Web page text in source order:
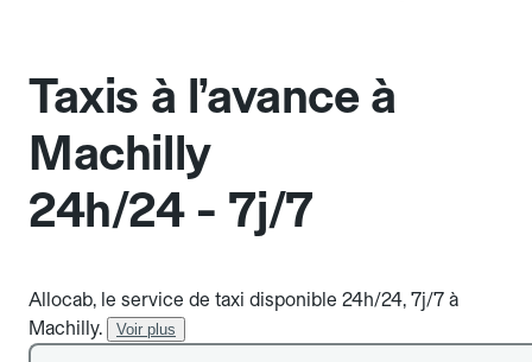
Taxis à l’avance à
Machilly
24h/24 - 7j/7
Allocab, le service de taxi disponible 24h/24, 7j/7 à
Machilly.
Voir plus